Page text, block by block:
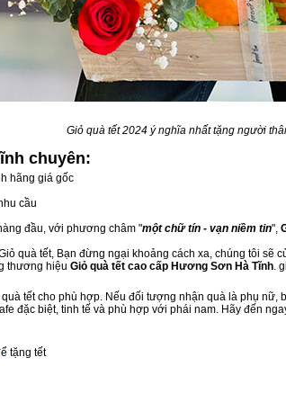
Giỏ quà tết 2024 ý nghĩa nhất tặng người
chuyên:
hãng giá gốc
cầu
đầu, với phương châm "một chữ tín - vạn niềm tin",
quà tết, Bạn đừng ngại khoảng cách xa, chúng tôi
thương hiệu Giỏ quà tết cao cấp Hương Sơn Hà Tĩnh.
tết cho phù hợp. Nếu đối tượng nhận quà là phụ nữ,
đặc biệt, tinh tế và phù hợp với phái nam. Hãy đến
tặng tết